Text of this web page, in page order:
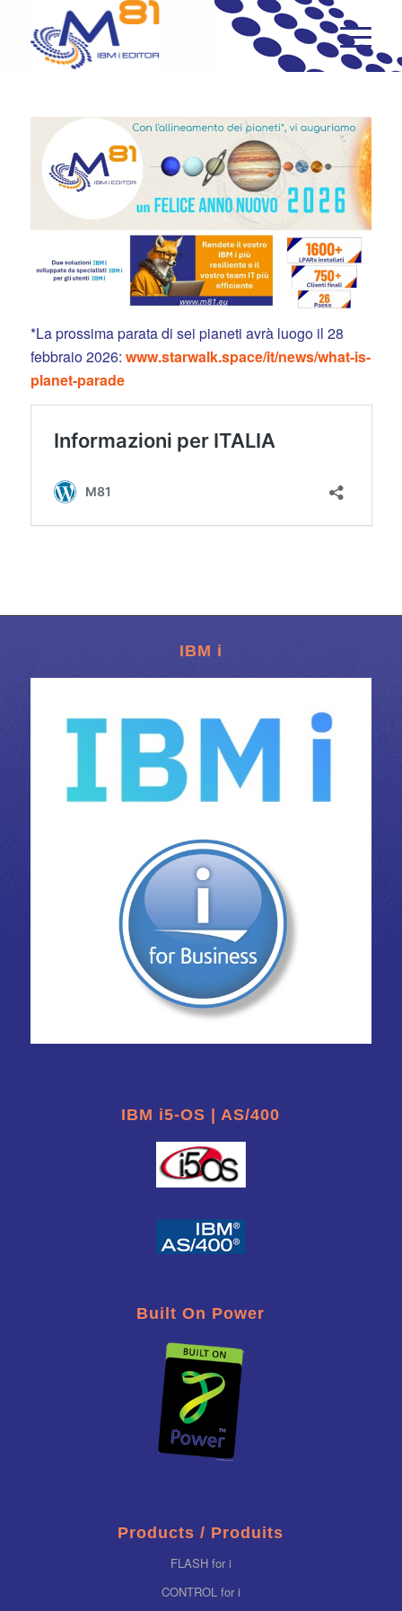
*La prossima parata di sei pianeti avrà luogo il 28
febbraio 2026: www.starwalk.space/it/news/what-is-
planet-parade
IBM i
IBM i5-OS | AS/400
Built On Power
Products / Produits
FLASH for i
CONTROL for i